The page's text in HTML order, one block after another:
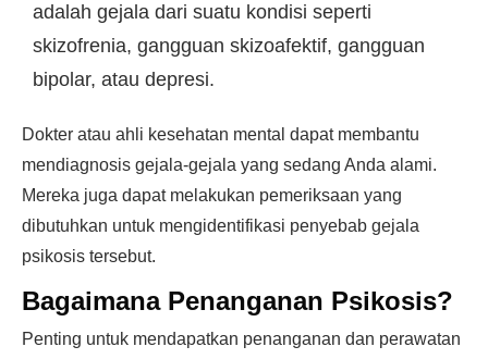
adalah gejala dari suatu kondisi seperti
skizofrenia, gangguan skizoafektif, gangguan
bipolar, atau depresi.
Dokter atau ahli kesehatan mental dapat membantu
mendiagnosis gejala-gejala yang sedang Anda alami.
Mereka juga dapat melakukan pemeriksaan yang
dibutuhkan untuk mengidentifikasi penyebab gejala
psikosis tersebut.
Bagaimana Penanganan Psikosis?
Penting untuk mendapatkan penanganan dan perawatan